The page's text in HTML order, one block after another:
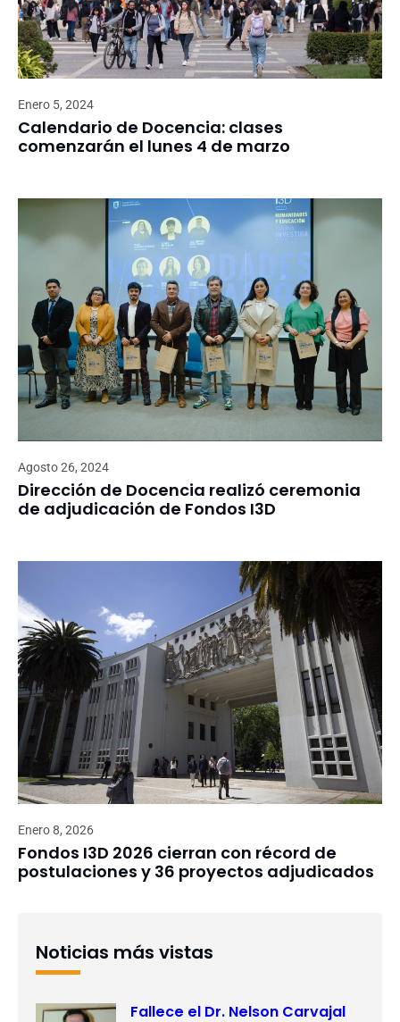
Enero 5, 2024
Calendario de Docencia: clases
comenzarán el lunes 4 de marzo
Agosto 26, 2024
Dirección de Docencia realizó ceremonia
de adjudicación de Fondos I3D
Enero 8, 2026
Fondos I3D 2026 cierran con récord de
postulaciones y 36 proyectos adjudicados
Noticias más vistas
Fallece el Dr. Nelson Carvajal